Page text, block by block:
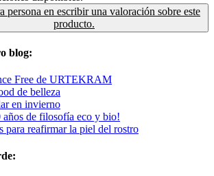
persona en escribir una valoración sobre este
producto.
blog:
Free de URTEKRAM
de belleza
en invierno
años de filosofía eco y bio!
para reafirmar la piel del rostro